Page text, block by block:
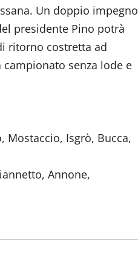
Un doppio impegno
presidente Pino potrà
ritorno costretta ad
senza lode e
Mostaccio, Isgrò, Bucca,
Annone,